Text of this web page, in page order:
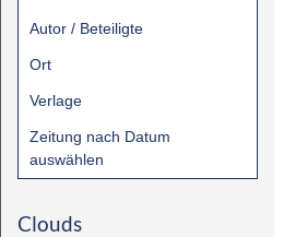
Autor / Beteiligte
Ort
Verlage
Zeitung nach Datum
auswählen
Clouds